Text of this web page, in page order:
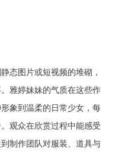
态图片或短视频的堆砌，
雅婷妹妹的气质在这些作
象到温柔的日常少女，每
观众在欣赏过程中能感受
制作团队对服装、道具与